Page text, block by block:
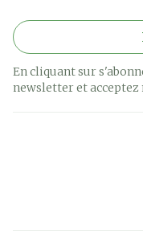
En cliquant sur
newsletter et acceptez